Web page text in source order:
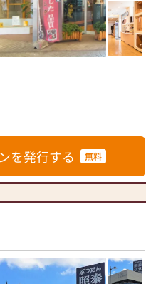
を発行する 無料